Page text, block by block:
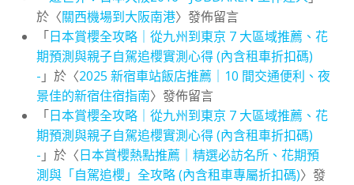
於〈關西機場到大阪南港〉發佈留言
「日本賞櫻全攻略｜從九州到東京 7 大區域推薦、花
期預測與親子自駕追櫻實測心得 (內含租車折扣碼)
- 」於〈2025 新宿車站飯店推薦｜10 間交通便利、夜
景佳的新宿住宿指南〉發佈留言
「日本賞櫻全攻略｜從九州到東京 7 大區域推薦、花
期預測與親子自駕追櫻實測心得 (內含租車折扣碼)
- 」於〈日本賞櫻熱點推薦｜精選必訪名所、花期預
測與「自駕追櫻」全攻略 (內含租車專屬折扣碼)〉發